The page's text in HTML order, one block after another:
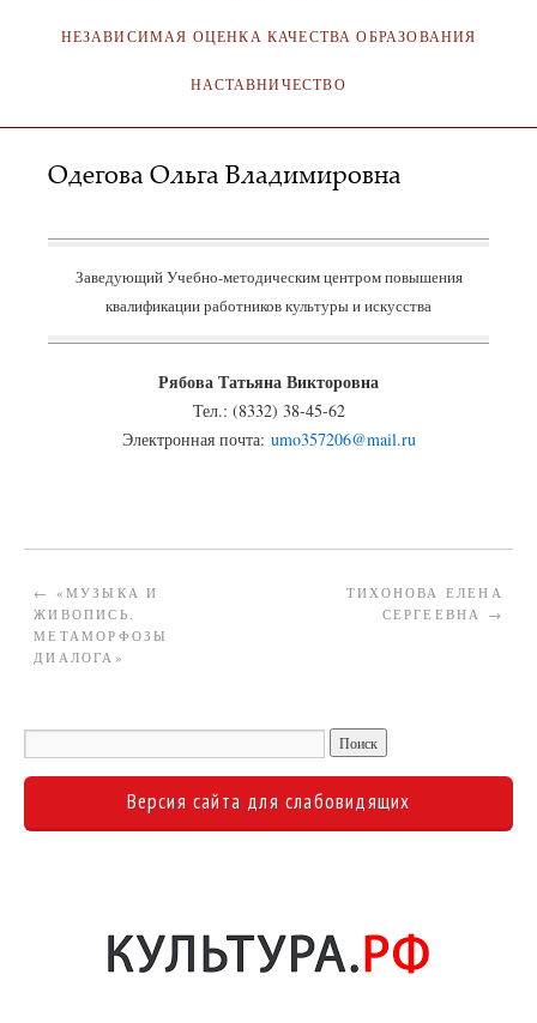
НЕЗАВИСИМАЯ ОЦЕНКА КАЧЕСТВА ОБРАЗОВАНИЯ
НАСТАВНИЧЕСТВО
Одегова Ольга Владимировна
Заведующий Учебно-методическим центром повышения
квалификации работников культуры и искусства
Рябова Татьяна Викторовна
Тел.: (8332) 38-45-62
Электронная почта: umo357206@mail.ru
←
«МУЗЫКА И
ЖИВОПИСЬ.
МЕТАМОРФОЗЫ
ДИАЛОГА»
ТИХОНОВА ЕЛЕНА
СЕРГЕЕВНА →
Версия сайта для слабовидящих